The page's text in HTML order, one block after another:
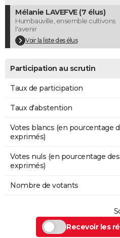
COPAINS D'AVANT
S'inscrire
Se connecter
Lycées
Collèges
Primaires
Universités
Entreprises
Service militaire
Avis de recherche
AVIS DE DÉCÈS
FORUM
Bricolage
Lifestyle
Culture
Sport
Auto
Television
Voyage
Cinema
Mélanie LAVEFVE (7 élus)
Humbauville, ensemble cultivons
l'avenir
Voir la liste des élus
Participation au scrutin
Taux de participation
Taux d'abstention
Votes blancs (en pourcentage
exprimés)
Votes nuls (en pourcentage
exprimés)
Nombre de votants
Recevoir les